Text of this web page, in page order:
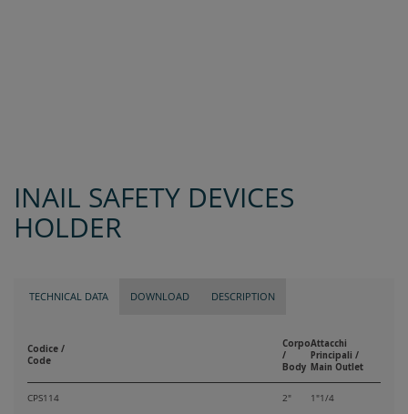
INAIL SAFETY DEVICES
HOLDER
TECHNICAL DATA DOWNLOAD DESCRIPTION
Codice /
Code
Corpo
/
Body
Attacchi
Principali /
Main Outlet
CPS114 2" 1"1/4